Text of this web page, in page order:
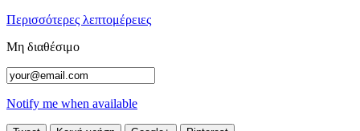
Περισσότερες λεπτομέρειες
Μη διαθέσιμο
Notify me when available